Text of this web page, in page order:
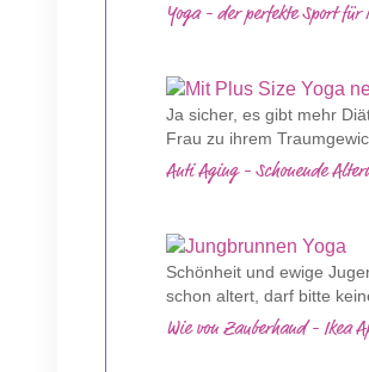
Yoga - der perfekte Sport für
Ja sicher, es gibt mehr
Frau zu ihrem
Anti Aging - Schonende
Schönheit und ewige
schon altert, darf bitte
Wie von Zauberhand - Ikea